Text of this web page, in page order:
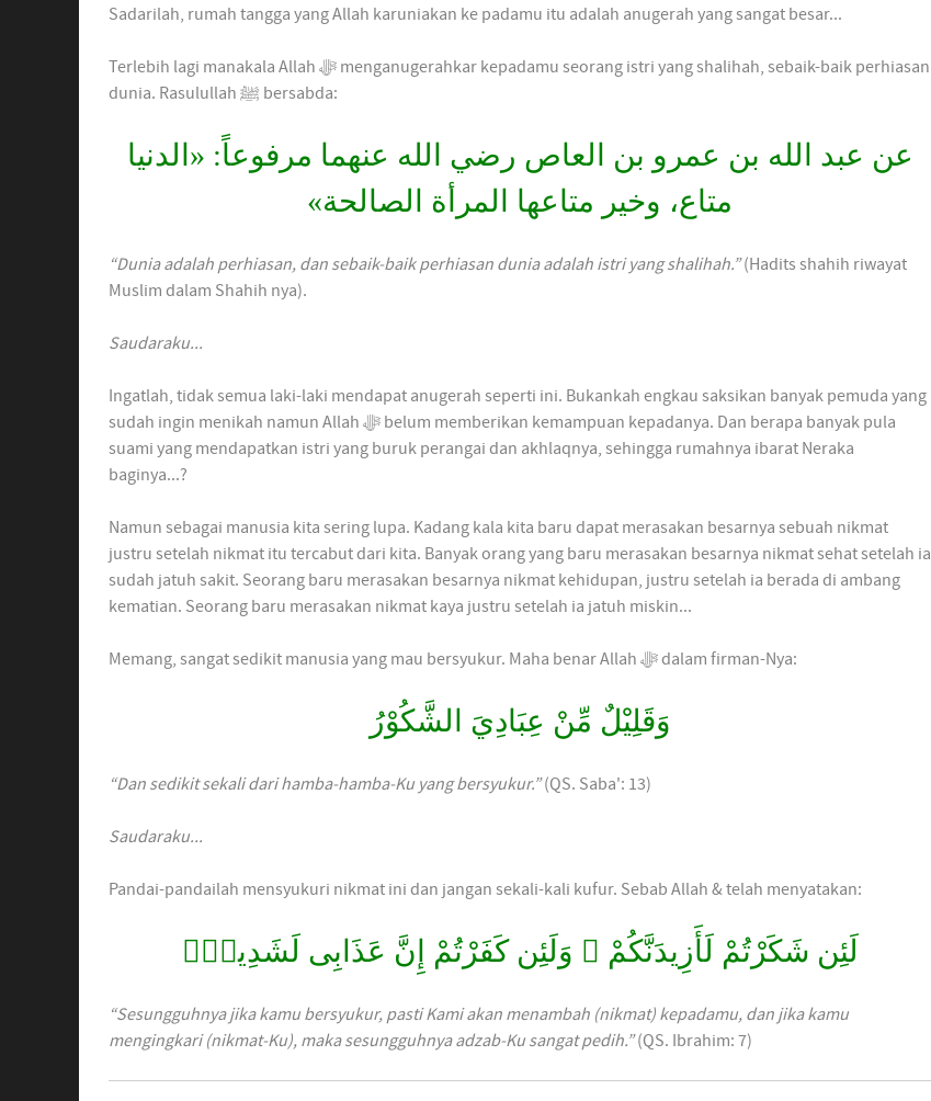
Sadarilah, rumah tangga yang Allah karuniakan ke padamu itu adalah anugerah yang sangat besar...
Terlebih lagi manakala Allah ﷻ menganugerahkar kepadamu seorang istri yang shalihah, sebaik-baik perhiasan
dunia. Rasulullah ﷺ bersabda:
عن عبد الله بن عمرو بن العاص رضي الله عنهما مرفوعاً: «الدنيا
متاع، وخير متاعها المرأة الصالحة»
“Dunia adalah perhiasan, dan sebaik-baik perhiasan dunia adalah istri yang shalihah.”(Hadits shahih riwayat
Muslim dalam Shahih nya).
Saudaraku...
Ingatlah, tidak semua laki-laki mendapat anugerah seperti ini. Bukankah engkau saksikan banyak pemuda yang
sudah ingin menikah namun Allah ﷻ belum memberikan kemampuan kepadanya. Dan berapa banyak pula
suami yang mendapatkan istri yang buruk perangai dan akhlaqnya, sehingga rumahnya ibarat Neraka
baginya...?
Namun sebagai manusia kita sering lupa. Kadang kala kita baru dapat merasakan besarnya sebuah nikmat
justru setelah nikmat itu tercabut dari kita. Banyak orang yang baru merasakan besarnya nikmat sehat setelah ia
sudah jatuh sakit. Seorang baru merasakan besarnya nikmat kehidupan, justru setelah ia berada di ambang
kematian. Seorang baru merasakan nikmat kaya justru setelah ia jatuh miskin...
Memang, sangat sedikit manusia yang mau bersyukur. Maha benar Allah ﷻ dalam firman-Nya:
وَقَلِيْلٌ مِّنْ عِبَادِيَ الشَّكُوْرُ
“Dan sedikit sekali dari hamba-hamba-Ku yang bersyukur.”(QS. Saba': 13)
Saudaraku...
Pandai-pandailah mensyukuri nikmat ini dan jangan sekali-kali kufur. Sebab Allah & telah menyatakan:
لَئِن شَكَرْتُمْ لَأَزِيدَنَّكُمْ ۖ وَلَئِن كَفَرْتُمْ إِنَّ عَذَابِى لَشَدِيدٌۭ
“Sesungguhnya jika kamu bersyukur, pasti Kami akan menambah (nikmat) kepadamu, dan jika kamu
mengingkari (nikmat-Ku), maka sesungguhnya adzab-Ku sangat pedih.”(QS. Ibrahim: 7)